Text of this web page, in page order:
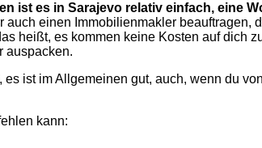
ist es in Sarajevo relativ einfach, eine
auch einen Immobilienmakler beauftragen,
heißt, es kommen keine Kosten auf dich
auspacken.
ist im Allgemeinen gut, auch, wenn du
kann: